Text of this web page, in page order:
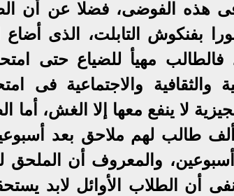
هذه الفوضى، فضلا عن أن
بفنكوش التابلت، الذى
فالطالب مهيأ للضياع حتى
والثقافية والاجتماعية
لا ينفع معها إلا الغش،
نحو 97 ألف طالب لهم ملاحق بعد
والمعروف أن
أن الطلاب الأوائل لابد